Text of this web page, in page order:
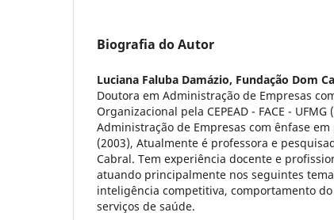
Biografia do Autor
Luciana Faluba Damázio, Fundação Dom
Doutora em Administração de Empresas
Organizacional pela CEPEAD - FACE -
Administração de Empresas com ênfase em
(2003), Atualmente é professora e
Cabral. Tem experiência docente e
atuando principalmente nos seguintes
inteligência competitiva, comportamento
serviços de saúde.